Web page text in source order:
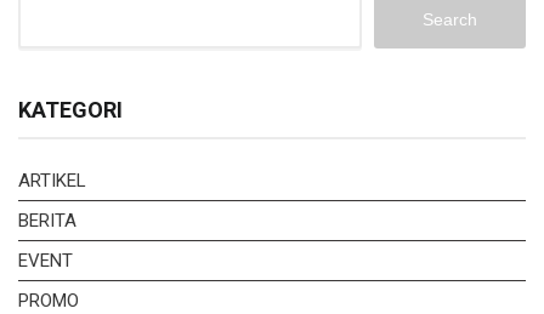
Search
KATEGORI
ARTIKEL
BERITA
EVENT
PROMO